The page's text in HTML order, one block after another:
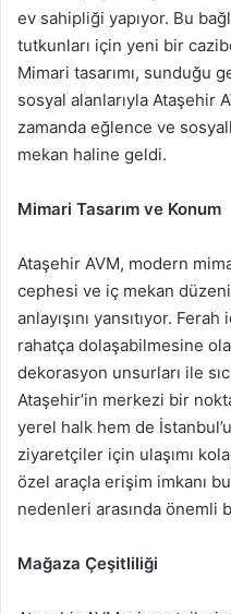
ev sahipliği yapıyor. Bu
tutkunları için yeni bir
Mimari tasarımı, sunduğu
sosyal alanlarıyla Ataşehir
zamanda eğlence ve
mekan haline geldi.
Mimari Tasarım ve Konum
Ataşehir AVM, modern
cephesi ve iç mekan
anlayışını yansıtıyor.
rahatça dolaşabilmesine
dekorasyon unsurları ile
Ataşehir’in merkezi bir
yerel halk hem de
ziyaretçiler için ulaşımı
özel araçla erişim imkanı
nedenleri arasında önemli
Mağaza Çeşitliliği